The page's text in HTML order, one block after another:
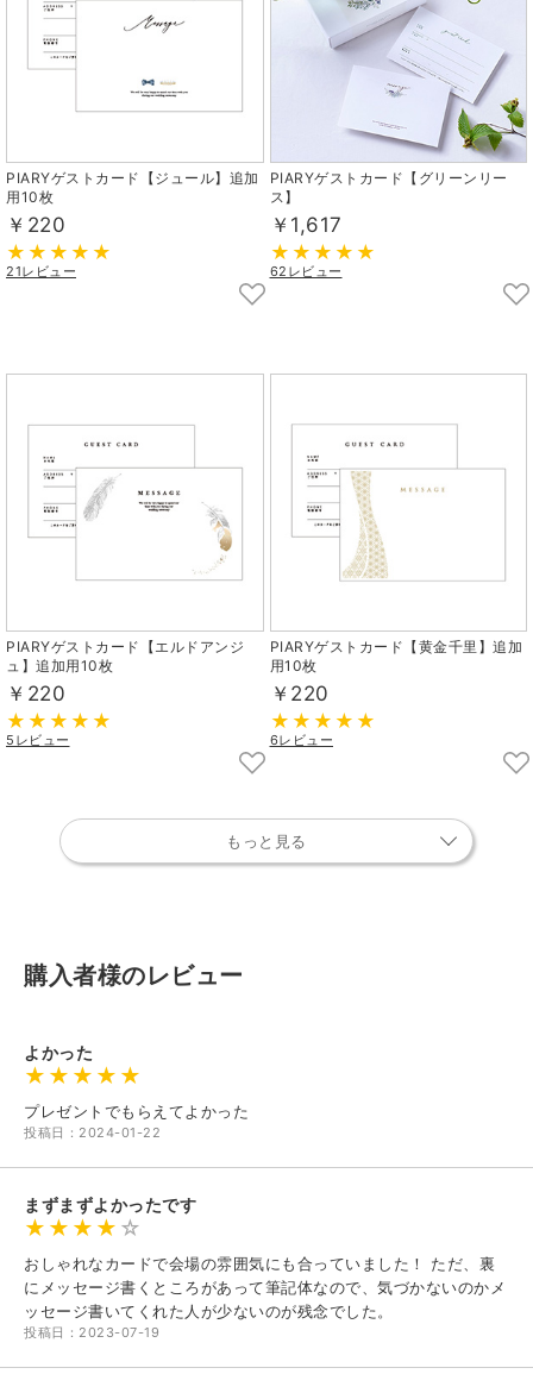
PIARYゲストカード【ジュール】追加
用10枚
￥220
21レビュー
PIARYゲストカード【グリーンリー
ス】
￥1,617
62レビュー
PIARYゲストカード【エルドアンジ
ュ】追加用10枚
￥220
5レビュー
PIARYゲストカード【黄金千里】追加
用10枚
￥220
6レビュー
もっと見る
購入者様のレビュー
よかった
プレゼントでもらえてよかった
投稿日：2024-01-22
まずまずよかったです
おしゃれなカードで会場の雰囲気にも合っていました！ ただ、裏
にメッセージ書くところがあって筆記体なので、気づかないのかメ
ッセージ書いてくれた人が少ないのが残念でした。
投稿日：2023-07-19